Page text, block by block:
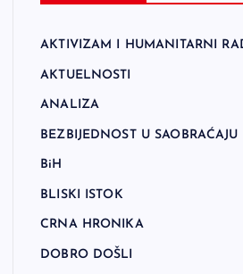
AKTIVIZAM I HUMANITARNI
AKTUELNOSTI
ANALIZA
BEZBIJEDNOST U SAOBRAĆAJU
BiH
BLISKI ISTOK
CRNA HRONIKA
DOBRO DOŠLI